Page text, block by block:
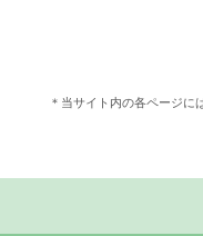
＊当サイト内の各ページに